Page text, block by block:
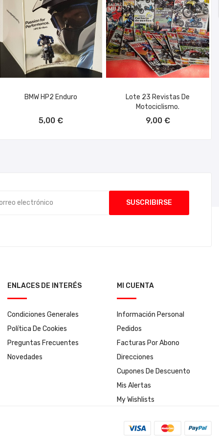
BMW HP2 Enduro
5,00 €
Lote 23 Revistas De
Motociclismo.
9,00 €
ENLACES DE INTERÉS
Condiciones Generales
Política De Cookies
Preguntas Frecuentes
Novedades
MI CUENTA
Información Personal
Pedidos
Facturas Por Abono
Direcciones
Cupones De Descuento
Mis Alertas
My Wishlists